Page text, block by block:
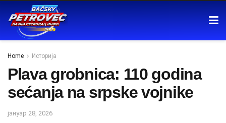
Home Историја
Plava grobnica: 110 godina
sećanja na srpske vojnike
јануар 28, 2026